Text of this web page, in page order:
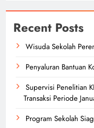
Recent Posts
Wisuda Sekolah
Penyaluran Bantuan
Supervisi Penelitian
Transaksi Periode
Program Sekolah